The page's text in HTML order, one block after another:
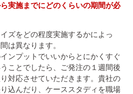
実施までにどのくらいの期間が必
ズをどの程度実施するかによっ
は異なります。
インプットでいいからとにかくすぐ
ことでしたら、ご発注の１週間後
対応させていただきます。貴社の
込んだり、ケーススタディを職場